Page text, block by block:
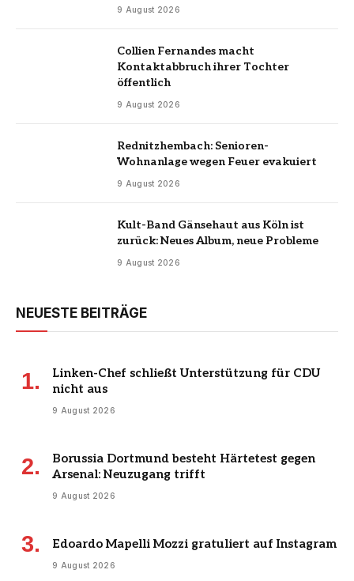
9 August 2026
Collien Fernandes macht
Kontaktabbruch ihrer Tochter
öffentlich
9 August 2026
Rednitzhembach: Senioren-
Wohnanlage wegen Feuer evakuiert
9 August 2026
Kult-Band Gänsehaut aus Köln ist
zurück: Neues Album, neue Probleme
9 August 2026
NEUESTE BEITRÄGE
Linken-Chef schließt Unterstützung für CDU
nicht aus
9 August 2026
Borussia Dortmund besteht Härtetest gegen
Arsenal: Neuzugang trifft
9 August 2026
Edoardo Mapelli Mozzi gratuliert auf Instagram
9 August 2026